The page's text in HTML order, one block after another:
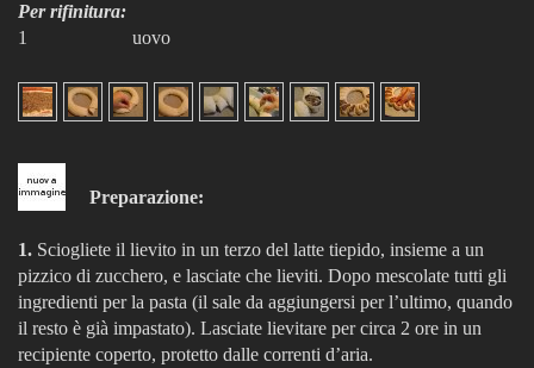
Per rifinitura:
1 uovo
Preparazione:
1. Sciogliete il lievito in un terzo del latte tiepido, insieme a un
pizzico di zucchero, e lasciate che lieviti. Dopo mescolate tutti gli
ingredienti per la pasta (il sale da aggiungersi per l’ultimo, quando
il resto è già impastato). Lasciate lievitare per circa 2 ore in un
recipiente coperto, protetto dalle correnti d’aria.